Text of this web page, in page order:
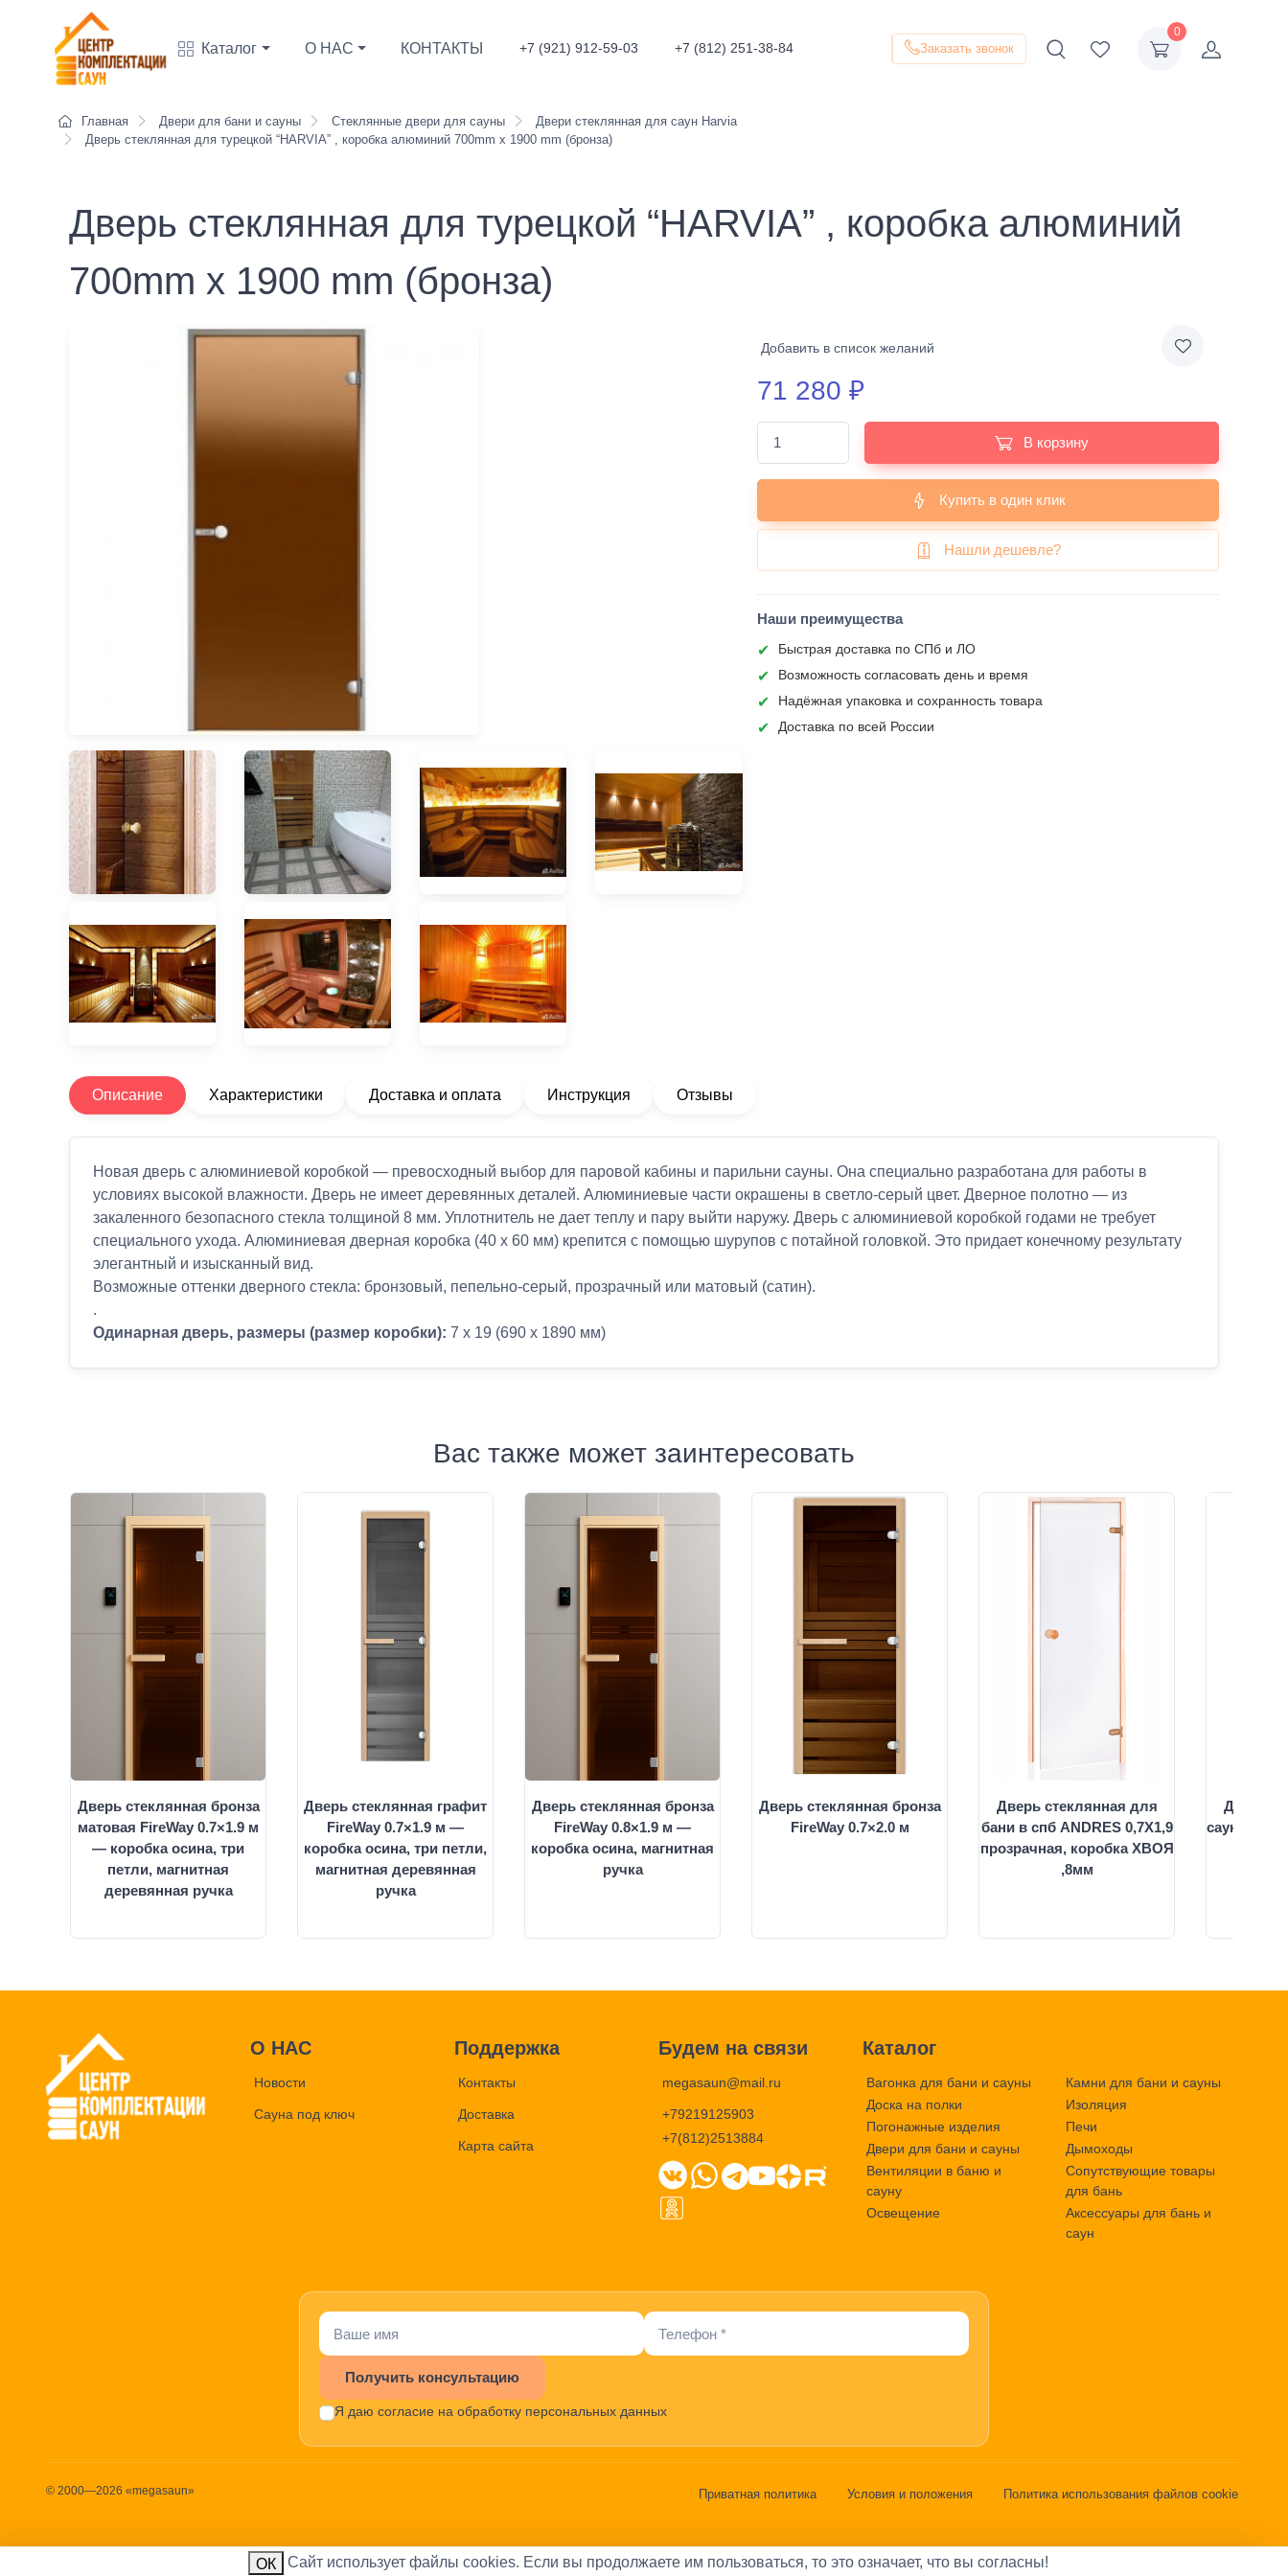
Каталог О НАС КОНТАКТЫ +7 (921) 912-59-03 +7 (812) 251-38-84 Заказать звонок
0
Главная Двери для бани и сауны Стеклянные двери для сауны
Двери стеклянная для саун Harvia
Дверь стеклянная для турецкой “HARVIA” , коробка алюминий 700mm x 1900 mm (бронза)
Дверь стеклянная для турецкой “HARVIA” , коробка алюминий
700mm x 1900 mm (бронза)
Добавить в список желаний
71 280 ₽
В корзину
Купить в один клик
Нашли дешевле?
Наши преимущества
Быстрая доставка по СПб и ЛО
Возможность согласовать день и время
Надёжная упаковка и сохранность товара
Доставка по всей России
Описание Характеристики Доставка и оплата Инструкция Отзывы
Новая дверь с алюминиевой коробкой — превосходный выбор для паровой кабины и парильни сауны. Она специально разработана для работы в
условиях высокой влажности. Дверь не имеет деревянных деталей. Алюминиевые части окрашены в светло-серый цвет. Дверное полотно — из
закаленного безопасного стекла толщиной 8 мм. Уплотнитель не дает теплу и пару выйти наружу. Дверь с алюминиевой коробкой годами не требует
специального ухода. Алюминиевая дверная коробка (40 x 60 мм) крепится с помощью шурупов с потайной головкой. Это придает конечному результату
элегантный и изысканный вид.
Возможные оттенки дверного стекла: бронзовый, пепельно-серый, прозрачный или матовый (сатин).
.
Одинарная дверь, размеры (размер коробки): 7 x 19 (690 x 1890 мм)
Вас также может заинтересовать
Дверь стеклянная бронза
матовая FireWay 0.7×1.9 м
— коробка осина, три
петли, магнитная
деревянная ручка
Дверь стеклянная графит
FireWay 0.7×1.9 м —
коробка осина, три петли,
магнитная деревянная
ручка
Дверь стеклянная бронза
FireWay 0.8×1.9 м —
коробка осина, магнитная
ручка
Дверь стеклянная бронза
FireWay 0.7×2.0 м
Дверь стеклянная для
бани в спб ANDRES 0,7Х1,9
прозрачная, коробка ХВОЯ
,8мм
Дверь
сауны
О НАС
Новости
Сауна под ключ
Поддержка
Контакты
Доставка
Карта сайта
Будем на связи
megasaun@mail.ru
+79219125903
+7(812)2513884
Каталог
Вагонка для бани и сауны
Доска на полки
Погонажные изделия
Двери для бани и сауны
Вентиляции в баню и
сауну
Освещение
Камни для бани и сауны
Изоляция
Печи
Дымоходы
Сопутствующие товары
для бань
Аксессуары для бань и
саун
Получить консультацию
Я даю согласие на обработку персональных данных
© 2000—2026 «megasaun» Приватная политика Условия и положения Политика использования файлов cookie
ИП Александров Аркадий Васильевич • ОГРН:319784700293566
ОК Cайт использует файлы cookies. Если вы продолжаете им пользоваться, то это означает, что вы согласны!